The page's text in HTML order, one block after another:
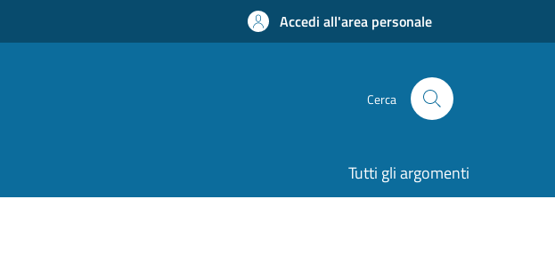
Accedi all'area personale
Cerca
Tutti gli argomenti